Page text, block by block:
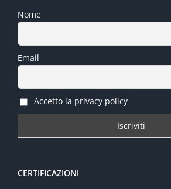
Nome
Email
Accetto la privacy policy
CERTIFICAZIONI